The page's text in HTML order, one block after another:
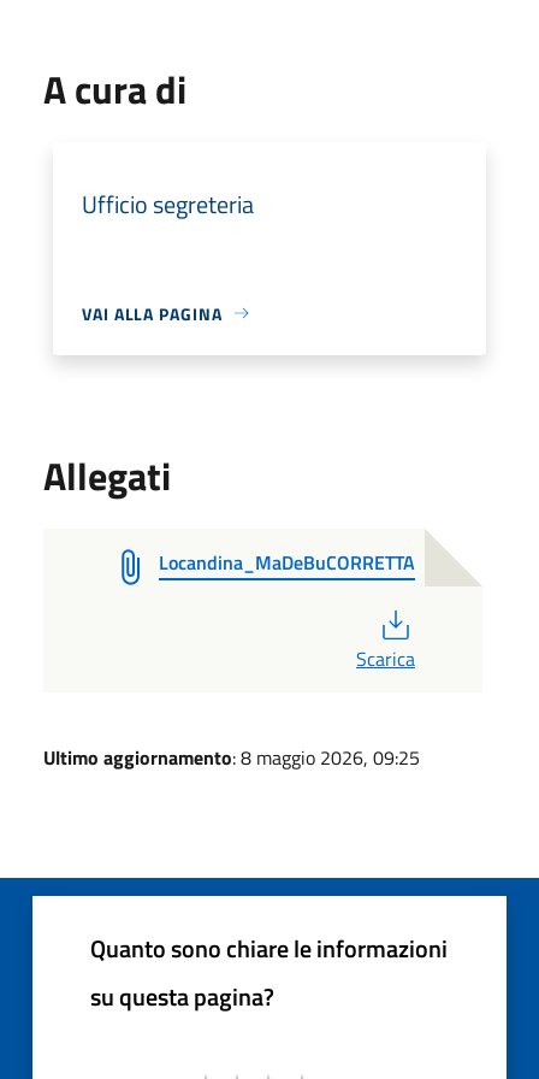
A cura di
Ufficio segreteria
VAI ALLA PAGINA
Allegati
Locandina_MaDeBuCORRETTA
Scarica
Ultimo aggiornamento: 8 maggio 2026, 09:25
Quanto sono chiare le informazioni
su questa pagina?